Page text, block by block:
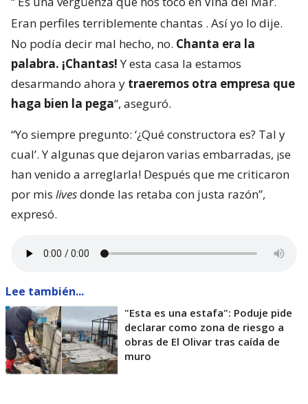
Eran perfiles terriblemente chantas . Así yo lo dije.
No podía decir mal hecho, no. Chanta era la
palabra. ¡Chantas!Y esta casa la estamos
desarmando ahora y traeremos otra empresa que
haga bien la pega“, aseguró.
“Yo siempre pregunto: ‘¿Qué constructora es? Tal y
cual’. Y algunas que dejaron varias embarradas, ¡se
han venido a arreglarla! Después que me criticaron
por mis livesdonde las retaba con justa razón”,
expresó.
Lee también...
"Esta es una estafa": Poduje pide
declarar como zona de riesgo a
obras de El Olivar tras caída de
muro